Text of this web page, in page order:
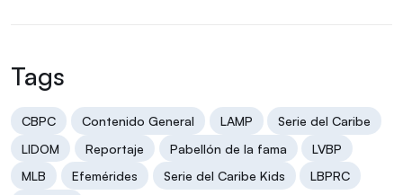
Tags
CBPC Contenido General LAMP
Serie del Caribe
LIDOM
Reportaje Pabellón de la fama
LVBP
MLB
Efemérides Serie del Caribe Kids
LBPRC